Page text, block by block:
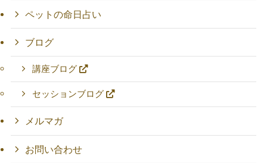
ペットの命日占い
ブログ
講座ブログ
セッションブログ
メルマガ
お問い合わせ